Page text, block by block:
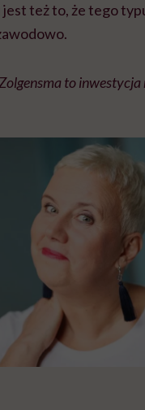
jest też to, że tego
to